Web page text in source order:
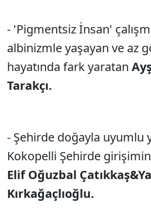
- 'Pigmentsiz İnsan'
albinizmle yaşayan ve az
hayatında fark yaratan
Tarakçı.
- Şehirde doğayla uyumlu
Kokopelli Şehirde
Elif Oğuzbal
Kırkağaçlıoğlu.